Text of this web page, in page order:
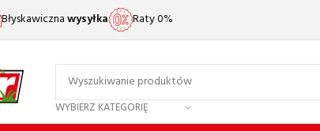
Błyskawicznawysyłka Raty 0%
WYBIERZ KATEGORIĘ